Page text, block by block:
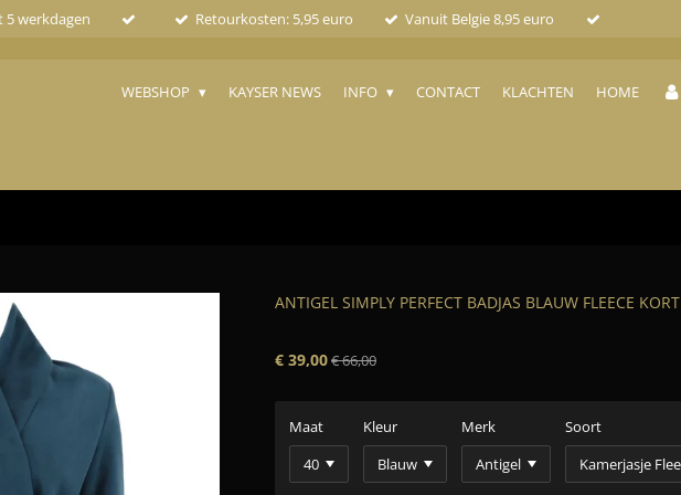
5 werkdagen Retourkosten: 5,95 euro Vanuit Belgie 8,95 euro
WEBSHOP KAYSER NEWS INFO CONTACT KLACHTEN HOME
ANTIGEL SIMPLY PERFECT BADJAS BLAUW FLEECE KORT
€ 39,00€ 66,00
Maat Kleur Merk Soort